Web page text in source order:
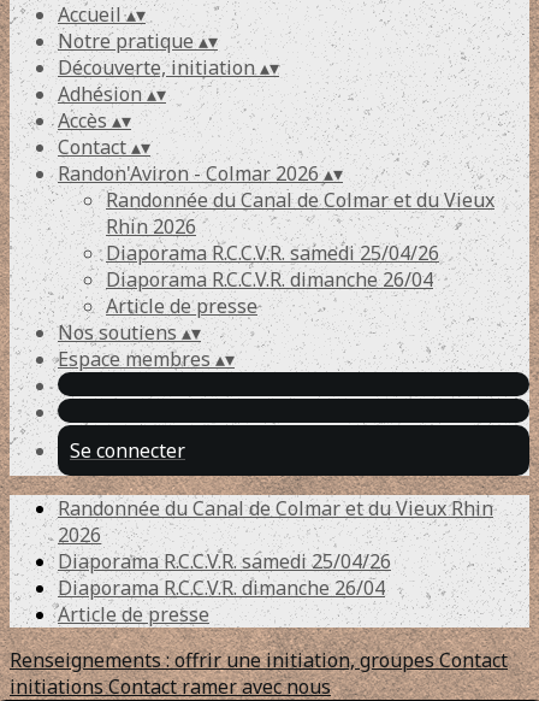
Accueil▴▾
Notre pratique ▴▾
Découverte, initiation▴▾
Adhésion▴▾
Accès ▴▾
Contact▴▾
Randon'Aviron - Colmar 2026▴▾
Randonnée du Canal de Colmar et du Vieux
Rhin 2026
Diaporama R.C.C.V.R. samedi 25/04/26
Diaporama R.C.C.V.R. dimanche 26/04
Article de presse
Nos soutiens ▴▾
Espace membres▴▾
Se connecter
Randonnée du Canal de Colmar et du Vieux Rhin
2026
Diaporama R.C.C.V.R. samedi 25/04/26
Diaporama R.C.C.V.R. dimanche 26/04
Article de presse
Renseignements : offrir une initiation, groupesContact
initiationsContact ramer avec nous